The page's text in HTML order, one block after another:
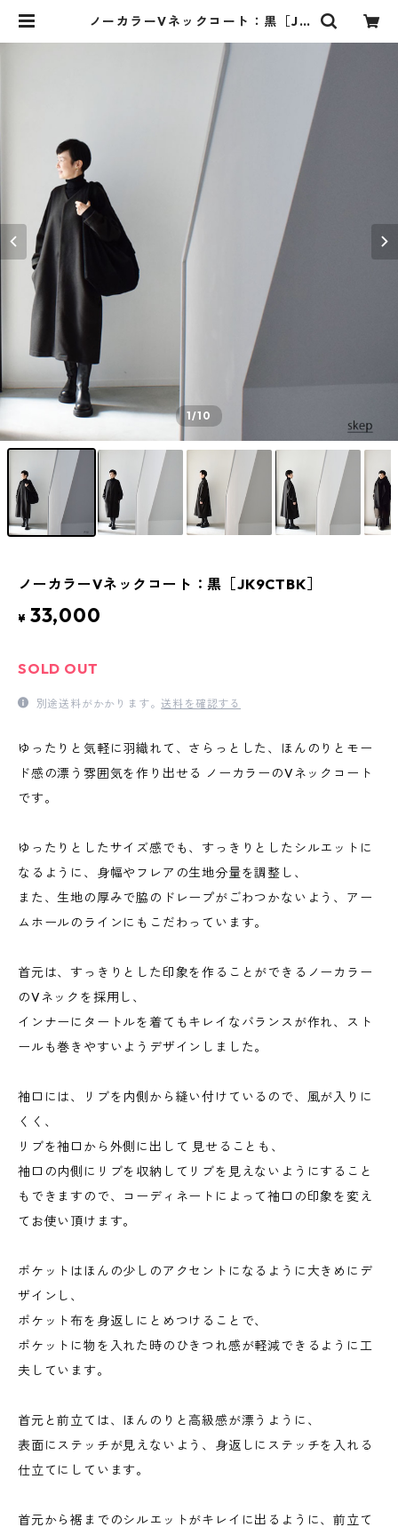
ノーカラーVネックコート：黒［JK
1/10
ノーカラーVネックコート：黒［JK9CTBK］
¥ 33,000
SOLD OUT
別途送料がかかります。送料を確認する
ゆったりと気軽に羽織れて、さらっとした、ほんのりとモー
ド感の漂う雰囲気を作り出せる ノーカラーのVネックコート
です。
ゆったりとしたサイズ感でも、すっきりとしたシルエットに
なるように、身幅やフレアの生地分量を調整し、
また、生地の厚みで脇のドレープがごわつかないよう、アー
ムホールのラインにもこだわっています。
首元は、すっきりとした印象を作ることができるノーカラー
のVネックを採用し、
インナーにタートルを着てもキレイなバランスが作れ、スト
ールも巻きやすいようデザインしました。
袖口には、リブを内側から縫い付けているので、風が入りに
くく、
リブを袖口から外側に出して 見せることも、
袖口の内側にリブを収納してリブを見えないようにすること
もできますので、コーディネートによって袖口の印象を変え
てお使い頂けます。
ポケットはほんの少しのアクセントになるように大きめにデ
ザインし、
ポケット布を身返しにとめつけることで、
ポケットに物を入れた時のひきつれ感が軽減できるように工
夫しています。
首元と前立ては、ほんのりと高級感が漂うように、
表面にステッチが見えないよう、身返しにステッチを入れる
仕立てにしています。
首元から裾までのシルエットがキレイに出るように、前立て